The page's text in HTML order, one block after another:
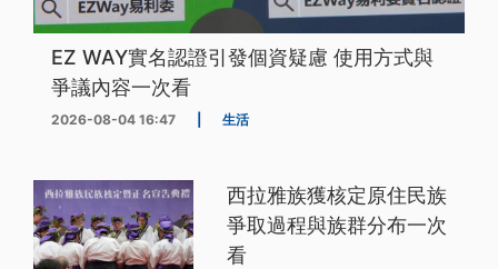
EZ WAY實名認證引發個資疑慮 使用方式與
爭議內容一次看
2026-08-04 16:47 生活
西拉雅族獲核定原住民族
爭取過程與族群分布一次
看